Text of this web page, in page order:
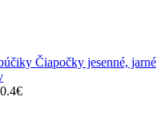
Čiapočky jesenné, jarné
€